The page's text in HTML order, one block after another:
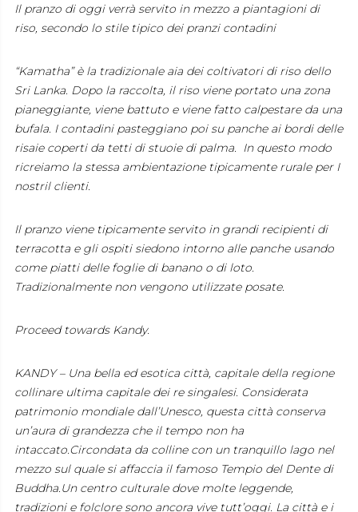
Il pranzo di oggi verrà servito in mezzo a piantagioni di
riso, secondo lo stile tipico dei pranzi contadini
“Kamatha” è la tradizionale aia dei coltivatori di riso dello
Sri Lanka. Dopo la raccolta, il riso viene portato una zona
pianeggiante, viene battuto e viene fatto calpestare da una
bufala. I contadini pasteggiano poi su panche ai bordi delle
risaie coperti da tetti di stuoie di palma. In questo modo
ricreiamo la stessa ambientazione tipicamente rurale per I
nostril clienti.
Il pranzo viene tipicamente servito in grandi recipienti di
terracotta e gli ospiti siedono intorno alle panche usando
come piatti delle foglie di banano o di loto.
Tradizionalmente non vengono utilizzate posate.
Proceed towards Kandy.
KANDY – Una bella ed esotica città, capitale della regione
collinare ultima capitale dei re singalesi. Considerata
patrimonio mondiale dall’Unesco, questa città conserva
un’aura di grandezza che il tempo non ha
intaccato.Circondata da colline con un tranquillo lago nel
mezzo sul quale si affaccia il famoso Tempio del Dente di
Buddha.Un centro culturale dove molte leggende,
tradizioni e folclore sono ancora vive tutt’oggi. La città e i